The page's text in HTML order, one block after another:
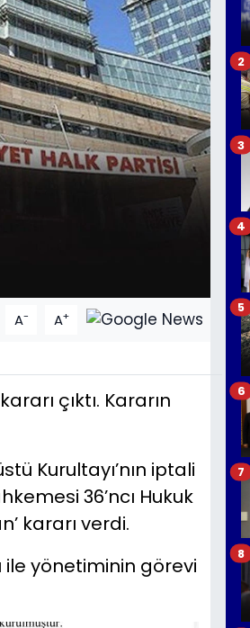
A- A+
çıktı. Kararın
Kurultayı’nın iptali
36’ncı Hukuk
kararı verdi.
ile yönetiminin görevi
2
3
4
5
6
7
8